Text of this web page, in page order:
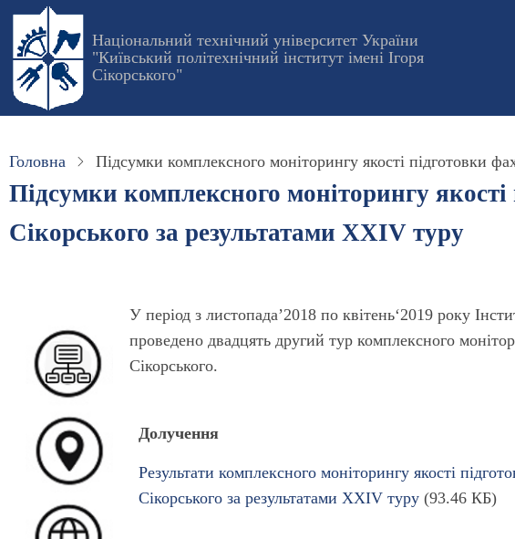
Перейти
основного
вмісту
Національний технічний університет України
"Київський політехнічний інститут імені Ігоря
Сікорського"
Головна Підсумки комплексного моніторингу якості підготовки
Підсумки комплексного моніторингу
Сікорського за результатами XXІV туру
У період з листопада’2018 по квітень‘2019 року
проведено двадцять другий тур комплексного
Сікорського.
Долучення
Результати комплексного моніторингу якості
Сікорського за результатами XXIV туру (93.46 КБ)